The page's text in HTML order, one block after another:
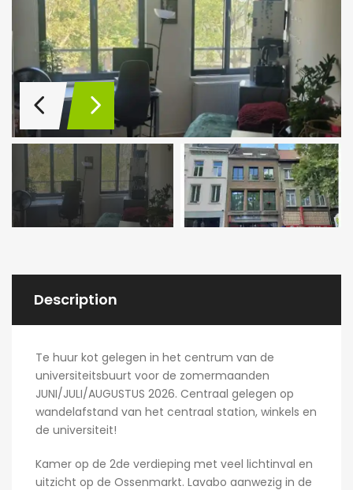
Description
Te huur kot gelegen in het centrum van de
universiteitsbuurt voor de zomermaanden
JUNI/JULI/AUGUSTUS 2026. Centraal gelegen op
wandelafstand van het centraal station, winkels en
de universiteit!
Kamer op de 2de verdieping met veel lichtinval en
uitzicht op de Ossenmarkt. Lavabo aanwezig in de